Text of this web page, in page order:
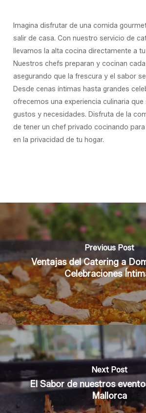
Imagina disfrutar de una comida
salir de casa. Con nuestro servicio de
llevamos la alta cocina directamente a
Nuestros chefs preparan y cocinan
asegurando que la frescura y el sabor
Desde cenas íntimas hasta grandes
ofrecemos una experiencia culinaria
gustos y necesidades. Disfruta de la
de tener un chef privado cocinando
en la privacidad de tu hogar.
Previous Post
Ventajas del Catering a
Celebraciones
Next Post
El Sabor de nuestros
Mallorca